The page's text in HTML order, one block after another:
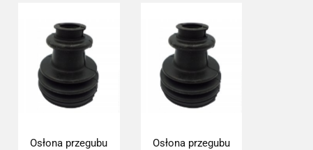
Osłona przegubu
Osłona przegubu